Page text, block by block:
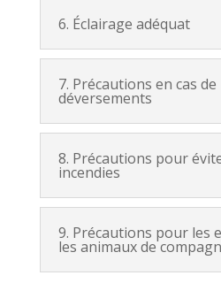
6. Éclairage adéquat
7. Précautions en cas de
déversements
8. Précautions pour
incendies
9. Précautions pour les
les animaux de